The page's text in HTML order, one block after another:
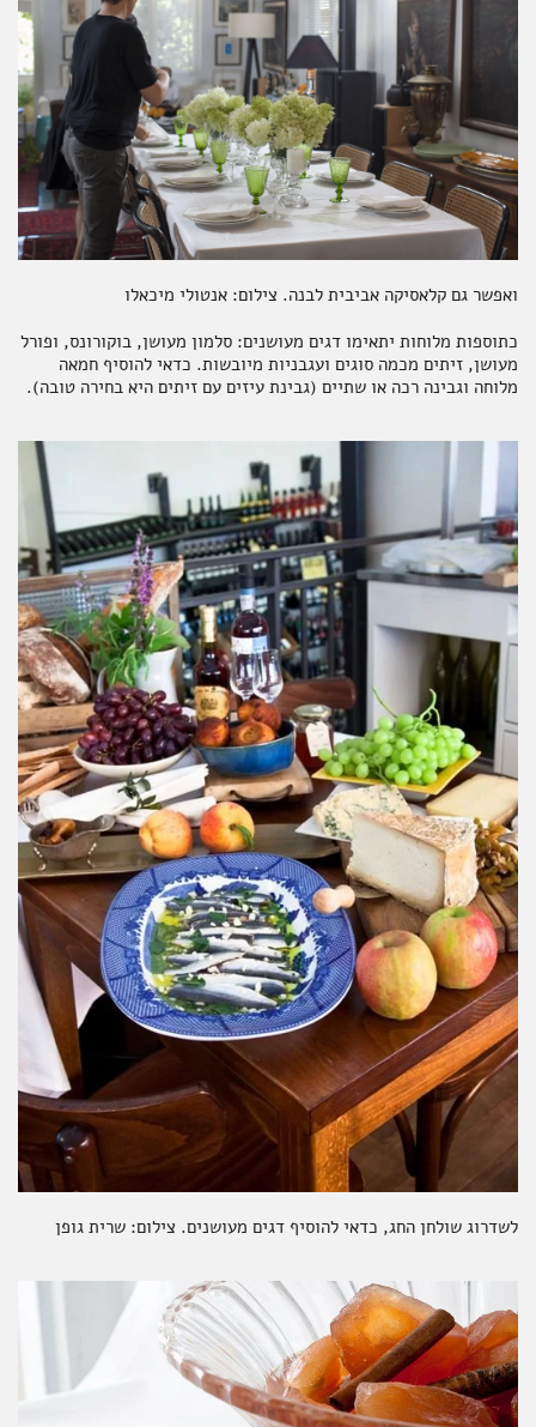
ואפשר גם קלאסיקה אביבית לבנה. צילום: אנטולי מיכאלו
כתוספות מלוחות יתאימו דגים מעושנים: סלמון מעושן, בוקורונס, ופורל
מעושן, זיתים מכמה סוגים ועגבניות מיובשות. כדאי להוסיף חמאה
מלוחה וגבינה רכה או שתיים (גבינת עיזים עם זיתים היא בחירה טובה).
לשדרוג שולחן החג, כדאי להוסיף דגים מעושנים. צילום: שרית גופן